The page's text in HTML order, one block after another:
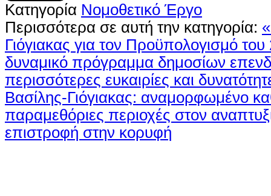
Κατηγορία Νομοθετικό Έργο
Περισσότερα σε αυτή την κατηγορία:
Γιόγιακας για τον Προϋπολογισμό
δυναμικό πρόγραμμα δημοσίων
περισσότερες ευκαιρίες και
Βασίλης-Γιόγιακας: αναμορφωμένο
παραμεθόριες περιοχές στον
επιστροφή στην κορυφή